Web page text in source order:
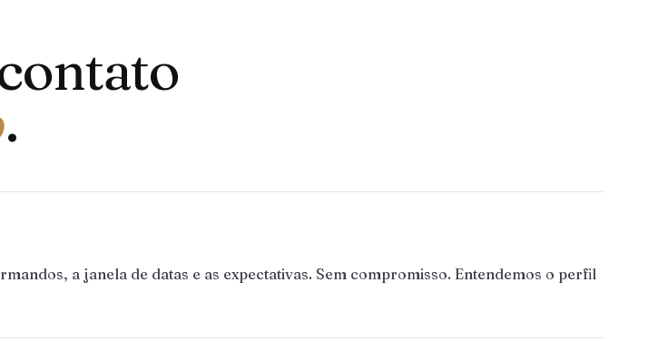
.
a janela de datas e as expectativas. Sem compromisso. Entendemos o perfil